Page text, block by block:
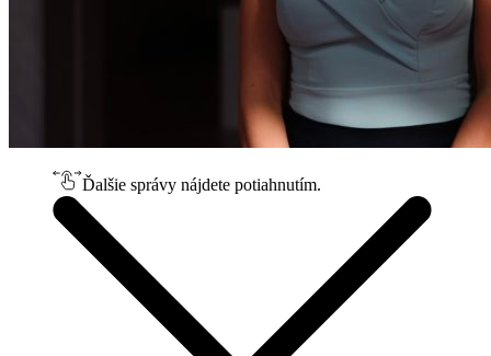
Ďalšie správy nájdete potiahnutím.